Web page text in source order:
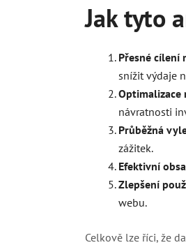
Jak tyto
Přesné cílení
snížit výdaje
Optimalizace
návratnosti
Průběžná
zážitek.
Efektivní
Zlepšení
webu.
Celkově lze říci, že